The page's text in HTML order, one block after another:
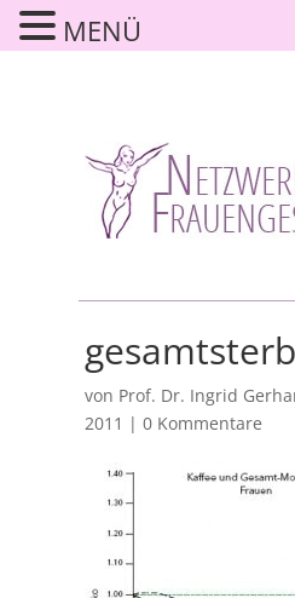
von Prof. Dr. Ingrid
2011 | 0 Kommentare
MENÜ